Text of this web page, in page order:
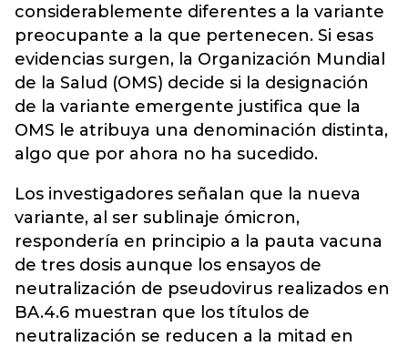
considerablemente diferentes a la variante
preocupante a la que pertenecen. Si esas
evidencias surgen, la Organización Mundial
de la Salud (OMS) decide si la designación
de la variante emergente justifica que la
OMS le atribuya una denominación distinta,
algo que por ahora no ha sucedido.
Los investigadores señalan que la nueva
variante, al ser sublinaje ómicron,
respondería en principio a la pauta vacuna
de tres dosis aunque los ensayos de
neutralización de pseudovirus realizados en
BA.4.6 muestran que los títulos de
neutralización se reducen a la mitad en